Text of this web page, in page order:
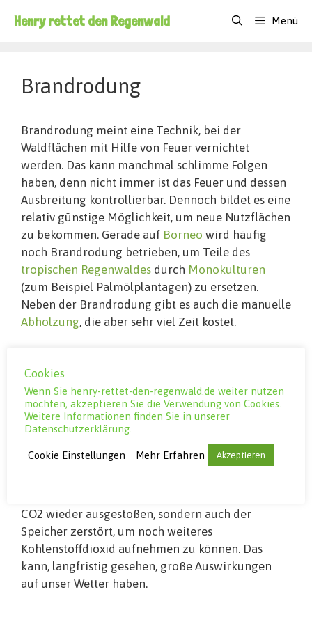
InhaltHenry rettet den Regenwald Menü
Brandrodung
Brandrodung meint eine Technik, bei der
Waldflächen mit Hilfe von Feuer vernichtet
werden. Das kann manchmal schlimme Folgen
haben, denn nicht immer ist das Feuer und dessen
Ausbreitung kontrollierbar. Dennoch bildet es eine
relativ günstige Möglichkeit, um neue Nutzflächen
zu bekommen. Gerade auf Borneo wird häufig
noch Brandrodung betrieben, um Teile des
tropischen Regenwaldes durch Monokulturen
(zum Beispiel Palmölplantagen) zu ersetzen.
Neben der Brandrodung gibt es auch die manuelle
Abholzung, die aber sehr viel Zeit kostet.
und Brandrodung) den
Klimawandelunterstützen? Die Bäume im
Regenwald nehmen normalerweise zahlreiche
Mengen anCO2(Kohlenstoffdioxid) aus der
Atmosphäre auf und geben dafür Sauerstoff frei.
Sie speichern also das klimaschädliche Gas. Aber
CO2 wieder ausgestoßen, sondern auch der
Speicher zerstört, um noch weiteres
Kohlenstoffdioxid aufnehmen zu können. Das
kann, langfristig gesehen, große Auswirkungen
auf unser Wetter haben.
Cookies
Wenn Sie henry-rettet-den-regenwald.de weiter nutzen
möchten, akzeptieren Sie die Verwendung von Cookies.
Weitere Informationen finden Sie in unserer
Datenschutzerklärung.
Cookie Einstellungen Mehr Erfahren Akzeptieren